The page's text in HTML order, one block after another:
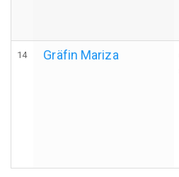
14 Gräfin Mariza